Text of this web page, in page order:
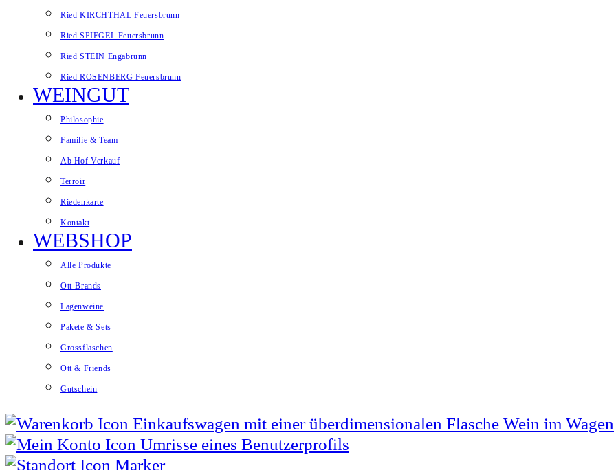
Ried KIRCHTHAL Feuersbrunn
Ried SPIEGEL Feuersbrunn
Ried STEIN Engabrunn
Ried ROSENBERG Feuersbrunn
WEINGUT
Philosophie
Familie & Team
Ab Hof Verkauf
Terroir
Riedenkarte
Kontakt
WEBSHOP
Alle Produkte
Ott-Brands
Lagenweine
Pakete & Sets
Grossflaschen
Ott & Friends
Gutschein